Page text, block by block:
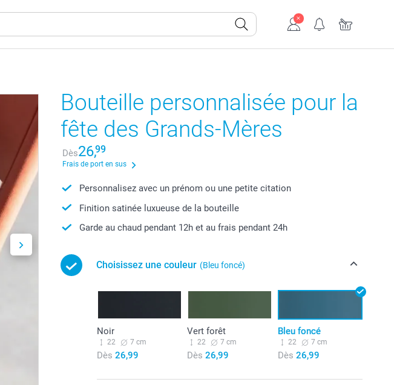
Bouteille personnalisée pour la
fête des Grands-Mères
Dès26,99
Frais de port en sus
Personnalisez avec un prénom ou une petite citation
Finition satinée luxueuse de la bouteille
Garde au chaud pendant 12h et au frais pendant 24h
Choisissez une couleur (Bleu foncé)
Noir
22 7 cm
Dès 26,99
Vert forêt
22 7 cm
Dès 26,99
Bleu foncé
22 7 cm
Dès 26,99